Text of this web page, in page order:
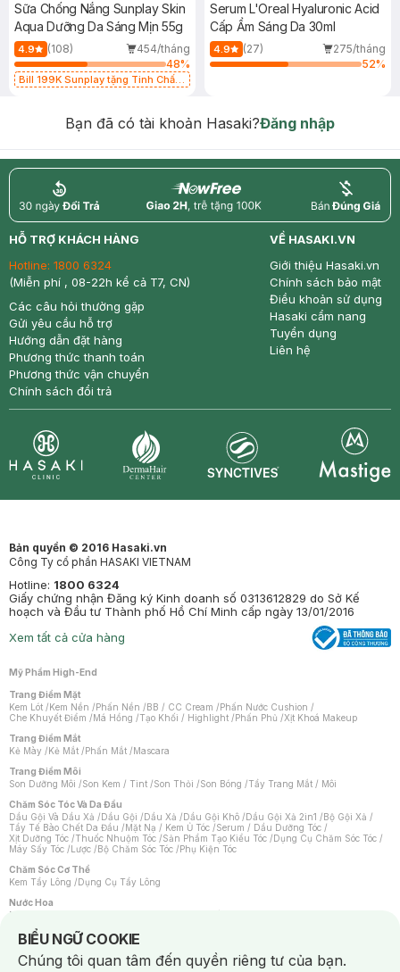
Sữa Chống Nắng Sunplay Skin
Aqua Dưỡng Da Sáng Mịn 55g
4.9 (108)
454/tháng
48%
Bill 199K Sunplay tặng Tinh Chất
Serum L'Oreal Hyaluronic Acid
Cấp Ẩm Sáng Da 30ml
4.9 (27)
275/tháng
52%
Bạn đã có tài khoản Hasaki?Đăng nhập
return nowfree price
HỖ TRỢ KHÁCH HÀNG
Hotline: 1800 6324
(Miễn phí , 08-22h kể cả T7, CN)
Các câu hỏi thường gặp
Gửi yêu cầu hỗ trợ
Hướng dẫn đặt hàng
Phương thức thanh toán
Phương thức vận chuyển
Chính sách đổi trả
VỀ HASAKI.VN
Giới thiệu Hasaki.vn
Chính sách bảo mật
Điều khoản sử dụng
Hasaki cẩm nang
Tuyển dụng
Liên hệ
Bản quyền © 2016 Hasaki.vn
Công Ty cổ phần HASAKI VIETNAM
Hotline: 1800 6324
Giấy chứng nhận Đăng ký Kinh doanh số 0313612829 do Sở Kế
hoạch và Đầu tư Thành phố Hồ Chí Minh cấp ngày 13/01/2016
Xem tất cả cửa hàng
Mỹ Phẩm High-End
Trang Điểm Mặt
Kem Lót /Kem Nền /Phấn Nền /BB / CC Cream /Phấn Nước Cushion /
Che Khuyết Điểm /Má Hồng /Tạo Khối / Highlight /Phấn Phủ /Xịt Khoá Makeup
Trang Điểm Mắt
Kẻ Mày /Kẻ Mắt /Phấn Mắt /Mascara
Trang Điểm Môi
Son Dưỡng Môi /Son Kem / Tint /Son Thỏi /Son Bóng /Tẩy Trang Mắt / Môi
Chăm Sóc Tóc Và Da Đầu
Dầu Gội Và Dầu Xả /Dầu Gội /Dầu Xả /Dầu Gội Khô /Dầu Gội Xả 2in1 /Bộ Gội Xả /
Tẩy Tế Bào Chết Da Đầu /Mặt Nạ / Kem Ủ Tóc /Serum / Dầu Dưỡng Tóc /
Xịt Dưỡng Tóc /Thuốc Nhuộm Tóc /Sản Phẩm Tạo Kiểu Tóc /Dụng Cụ Chăm Sóc Tóc /
Máy Sấy Tóc /Lược /Bộ Chăm Sóc Tóc /Phụ Kiện Tóc
Chăm Sóc Cơ Thể
Kem Tẩy Lông /Dụng Cụ Tẩy Lông
Nước Hoa
Nước Hoa Nữ
Chăm Sóc Cá Nhân
Chống Muỗi /Khẩu Trang /Máy Massage/Mặt Nạ Xông Hơi /Nước Rửa Tay/
Sản Phẩm Chăm Sóc Khác /Bàn Chải Đánh Răng /Bàn Chải Điện/
BIỂU NGỮ COOKIE
Notice about cookies usage
Chúng tôi quan tâm đến quyền riêng tư của bạn.